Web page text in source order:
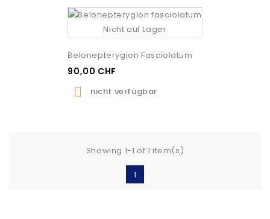
Nicht auf Lager
Belonepterygion Fasciolatum
90,00 CHF
 nicht verfügbar
Showing 1-1 of 1 item(s)
1